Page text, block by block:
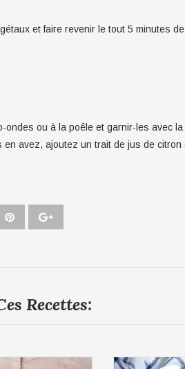
et faire revenir le tout 5 minutes
ondes ou à la poêle et garnir-les avec
avez, ajoutez un trait de jus de
Recettes: